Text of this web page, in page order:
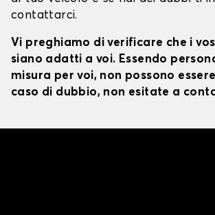
contattarci.
Vi preghiamo di verificare che i
siano adatti a voi. Essendo
misura per voi, non possono
caso di dubbio, non esitate a